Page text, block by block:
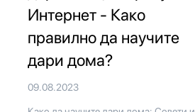
Интернет - Како
правилно да научите
дари дома?
09.08.2023